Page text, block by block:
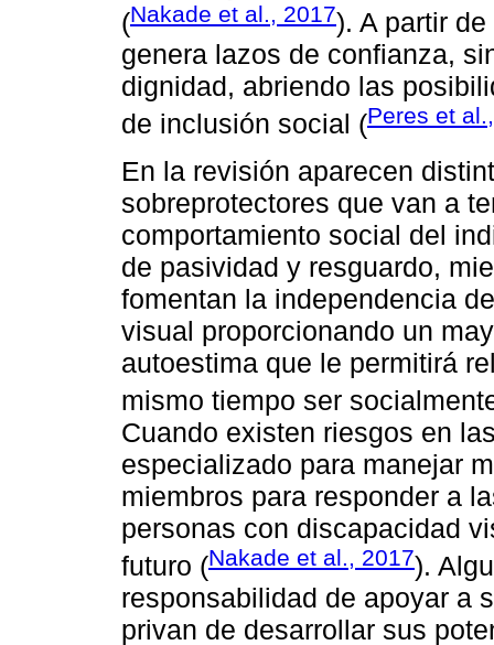
(Nakade et al., 2017). A partir
genera lazos de confianza,
dignidad, abriendo las
de inclusión social (Peres et
En la revisión aparecen
sobreprotectores que van a
comportamiento social del
de pasividad y resguardo,
fomentan la independencia
visual proporcionando un
autoestima que le permitirá
mismo tiempo ser
Cuando existen riesgos en
especializado para manejar
miembros para responder a
personas con discapacidad
futuro (Nakade et al., 2017).
responsabilidad de apoyar a
privan de desarrollar sus